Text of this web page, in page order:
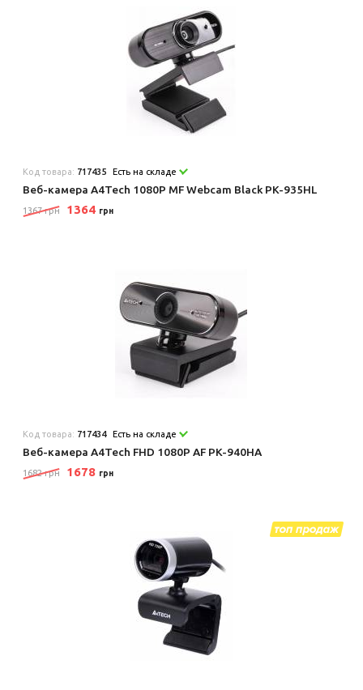
Код товара: 717435 Есть на складе
Веб-камера A4Tech 1080P MF Webcam Black PK-935HL
1367 грн 1364 грн
Код товара: 717434 Есть на складе
Веб-камера A4Tech FHD 1080P AF PK-940HA
1682 грн 1678 грн